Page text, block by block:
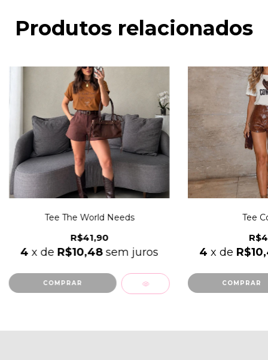
Produtos relacionados
Tee The World Needs
R$41,90
4 x de R$10,48 sem juros
COMPRAR
Tee
4 x de
COMPRAR